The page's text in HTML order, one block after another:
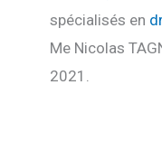
spécialisés en
Me Nicolas
2021.